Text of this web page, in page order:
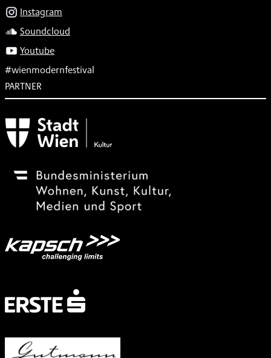
Instagram
Soundcloud
Youtube
#wienmodernfestival
PARTNER
Subventionsgeber